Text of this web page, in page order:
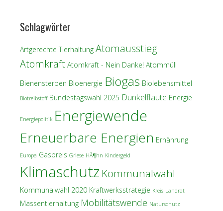
Schlagwörter
Artgerechte Tierhaltung Atomausstieg
Atomkraft Atomkraft - Nein Danke! Atommüll
Bienensterben Bioenergie Biogas Biolebensmittel
Biotreibstoff Bundestagswahl 2025 Dunkelflaute Energie
Energiepolitik Energiewende
Erneuerbare Energien Ernährung
Europa Gaspreis Griese HÃ¶hn Kindergeld
Klimaschutz Kommunalwahl
Kommunalwahl 2020 Kraftwerksstrategie Kreis Landrat
Massentierhaltung Mobilitätswende Naturschutz